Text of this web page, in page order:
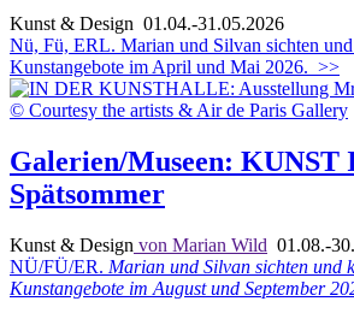
Kunst & Design 01.04.-31.05.2026
Nü, Fü, ERL. Marian und Silvan sichten
Kunstangebote im April und Mai 2026. >>
Galerien/Museen: KUNST
Spätsommer
Kunst & Design von Marian Wild 01.08.-
NÜ/FÜ/ER. Marian und Silvan sichten und
Kunstangebote im August und September